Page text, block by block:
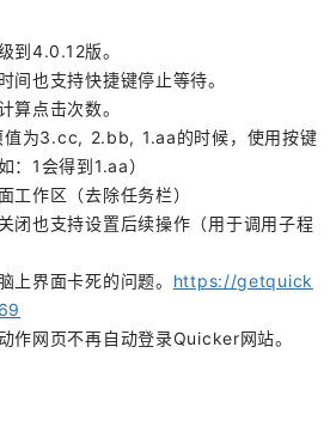
到4.0.12版。
间也支持快捷键停止等待。
算点击次数。
值为3.cc, 2.bb, 1.aa的时候，使用按键
：1会得到1.aa）
工作区（去除任务栏）
闭也支持设置后续操作（用于调用子程
上界面卡死的问题。 https://getquick
作网页不再自动登录Quicker网站。